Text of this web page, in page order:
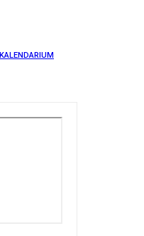
KALENDARIUM